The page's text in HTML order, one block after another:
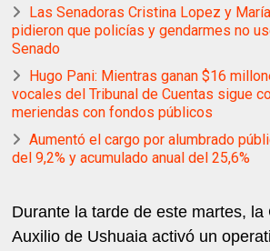
Las Senadoras Cristina Lopez y
pidieron que policías y gendarmes no
Senado
Hugo Pani: Mientras ganan $16
vocales del Tribunal de Cuentas sigue
meriendas con fondos públicos
Aumentó el cargo por alumbrado
del 9,2% y acumulado anual del 25,6%
Durante la tarde de este martes, la
Auxilio de Ushuaia activó un